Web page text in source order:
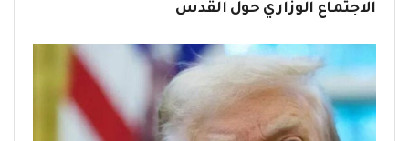
الاجتماع الوزاري حول القدس